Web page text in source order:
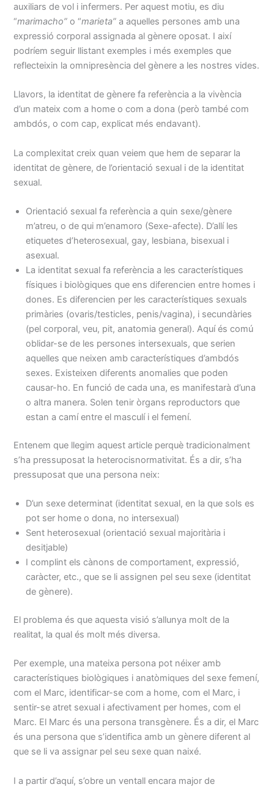
auxiliars de vol i infermers. Per aquest motiu, es diu
“marimacho” o “marieta” a aquelles persones amb una
expressió corporal assignada al gènere oposat. I així
podríem seguir llistant exemples i més exemples que
reflecteixin la omnipresència del gènere a les nostres vides.
Llavors, la identitat de gènere fa referència a la vivència
d’un mateix com a home o com a dona (però també com
ambdós, o com cap, explicat més endavant).
La complexitat creix quan veiem que hem de separar la
identitat de gènere, de l’orientació sexual i de la identitat
sexual.
Orientació sexual fa referència a quin sexe/gènere
m’atreu, o de qui m’enamoro (Sexe-afecte). D’allí les
etiquetes d’heterosexual, gay, lesbiana, bisexual i
asexual.
La identitat sexual fa referència a les característiques
físiques i biològiques que ens diferencien entre homes i
dones. Es diferencien per les característiques sexuals
primàries (ovaris/testicles, penis/vagina), i secundàries
(pel corporal, veu, pit, anatomia general). Aquí és comú
oblidar-se de les persones intersexuals, que serien
aquelles que neixen amb característiques d’ambdós
sexes. Existeixen diferents anomalies que poden
causar-ho. En funció de cada una, es manifestarà d’una
o altra manera. Solen tenir òrgans reproductors que
estan a camí entre el masculí i el femení.
Entenem que llegim aquest article perquè tradicionalment
s’ha pressuposat la heterocisnormativitat. És a dir, s’ha
pressuposat que una persona neix:
D’un sexe determinat (identitat sexual, en la que sols es
pot ser home o dona, no intersexual)
Sent heterosexual (orientació sexual majoritària i
desitjable)
I complint els cànons de comportament, expressió,
caràcter, etc., que se li assignen pel seu sexe (identitat
de gènere).
El problema és que aquesta visió s’allunya molt de la
realitat, la qual és molt més diversa.
Per exemple, una mateixa persona pot néixer amb
característiques biològiques i anatòmiques del sexe femení,
com el Marc, identificar-se com a home, com el Marc, i
sentir-se atret sexual i afectivament per homes, com el
Marc. El Marc és una persona transgènere. És a dir, el Marc
és una persona que s’identifica amb un gènere diferent al
que se li va assignar pel seu sexe quan naixé.
I a partir d’aquí, s’obre un ventall encara major de